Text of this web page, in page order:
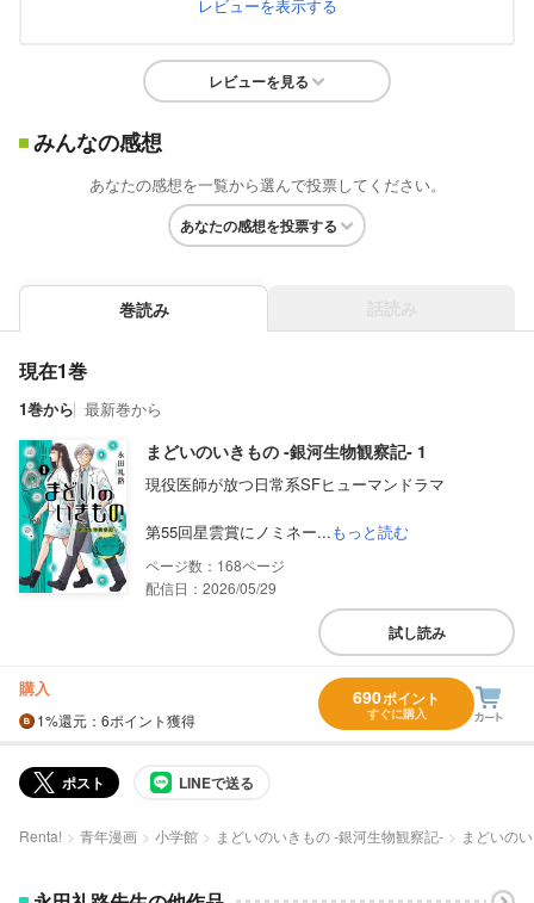
レビューを表示する
レビューを見る
みんなの感想
あなたの感想を一覧から選んで投票してください。
あなたの感想を投票する
巻読み
現在1巻
1巻から 最新巻から
まどいのいきもの ‐銀河生物観察記‐ 1
現役医師が放つ日常系SFヒューマンドラマ
第55回星雲賞にノミネー...もっと読む
168
配信日：2026/05/29
試し読み
購入
1%還元 ：6ポイント獲得
690ポイント
すぐに購入
ポスト LINEで送る
Renta! 青年漫画 小学館 まどいのいきもの ‐銀河生物観察記‐ まどいの